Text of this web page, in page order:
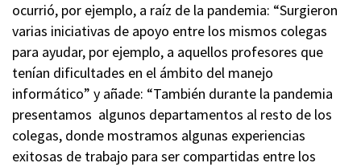
ocurrió, por ejemplo, a raíz de la pandemia: “Surgieron
varias iniciativas de apoyo entre los mismos colegas
para ayudar, por ejemplo, a aquellos profesores que
tenían dificultades en el ámbito del manejo
informático” y añade: “También durante la pandemia
presentamos algunos departamentos al resto de los
colegas, donde mostramos algunas experiencias
exitosas de trabajo para ser compartidas entre los